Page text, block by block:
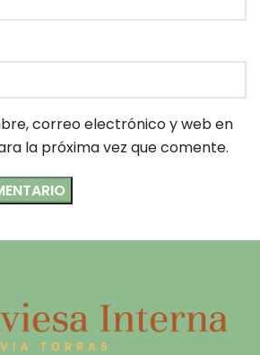
correo electrónico y web en
la próxima vez que comente.